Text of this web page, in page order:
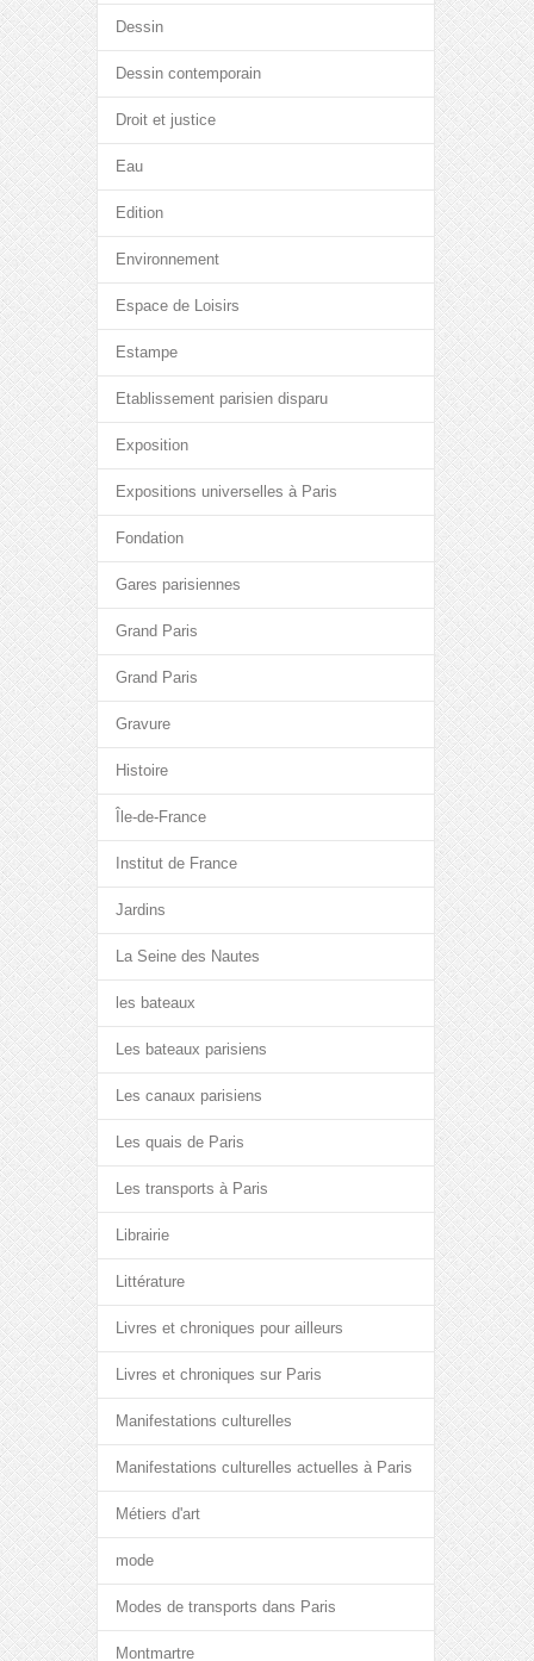
Dessin
Dessin contemporain
Droit et justice
Eau
Edition
Environnement
Espace de Loisirs
Estampe
Etablissement parisien disparu
Exposition
Expositions universelles à Paris
Fondation
Gares parisiennes
Grand Paris
Grand Paris
Gravure
Histoire
Île-de-France
Institut de France
Jardins
La Seine des Nautes
les bateaux
Les bateaux parisiens
Les canaux parisiens
Les quais de Paris
Les transports à Paris
Librairie
Littérature
Livres et chroniques pour ailleurs
Livres et chroniques sur Paris
Manifestations culturelles
Manifestations culturelles actuelles à Paris
Métiers d'art
mode
Modes de transports dans Paris
Montmartre